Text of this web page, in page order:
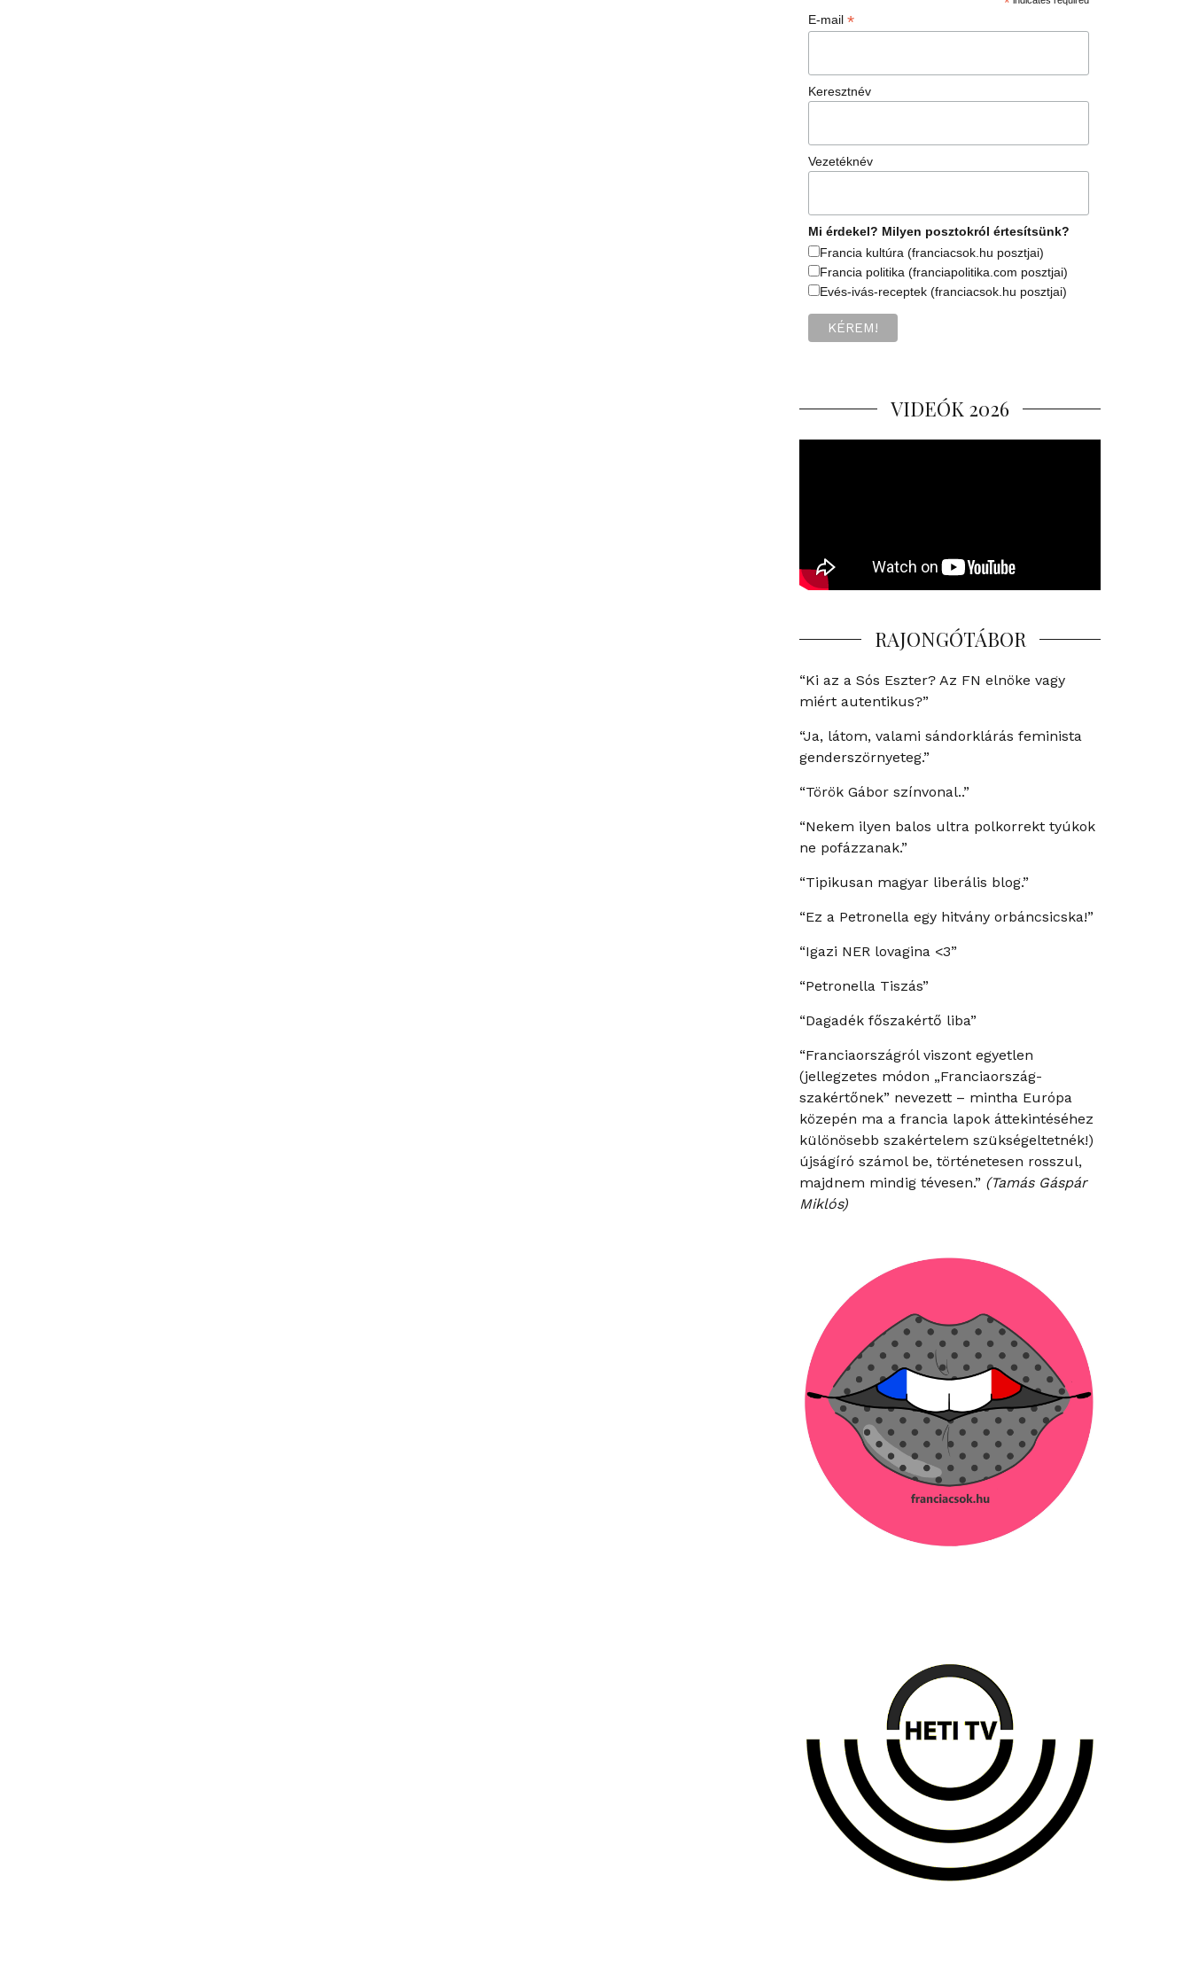
E-mail*
Keresztnév
Vezetéknév
Mi érdekel? Milyen posztokról értesítsünk?
Francia kultúra (franciacsok.hu posztjai)
Francia politika (franciapolitika.com posztjai)
Evés-ivás-receptek (franciacsok.hu posztjai)
VIDEÓK 2026
RAJONGÓTÁBOR
“Ki az a Sós Eszter? Az FN elnöke vagy
miért autentikus?”
“Ja, látom, valami sándorklárás feminista
genderszörnyeteg.”
“Török Gábor színvonal..”
“Nekem ilyen balos ultra polkorrekt tyúkok
ne pofázzanak.”
“Tipikusan magyar liberális blog.”
“Ez a Petronella egy hitvány orbáncsicska!”
“Igazi NER lovagina <3”
“Petronella Tiszás”
“Dagadék főszakértő liba”
“Franciaországról viszont egyetlen
(jellegzetes módon „Franciaország-
szakértőnek” nevezett – mintha Európa
közepén ma a francia lapok áttekintéséhez
különösebb szakértelem szükségeltetnék!)
újságíró számol be, történetesen rosszul,
majdnem mindig tévesen.” (Tamás Gáspár
Miklós)